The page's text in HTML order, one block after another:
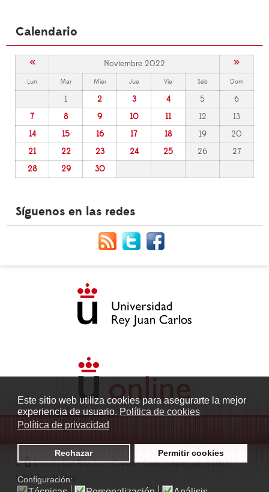
Este sitio web utiliza cookies para asegurarte la mejor
experiencia de usuario. Política de cookies
Política de privacidad
Rechazar Permitir cookies
Configuración:
Calendario
« Noviembre 2022 »
Lun Mar Mier Jue Vie Sáb Dom
1 2 3 4 5
6
7
8 9 10 11 12
13
14
15 16 17 18 19
20
21
22 23 24 25 26
27
28
29 30
Síguenos en las redes
© Universidad Rey Juan Carlos- Calle Tulipán s/n. 28933
Móstoles. Madrid